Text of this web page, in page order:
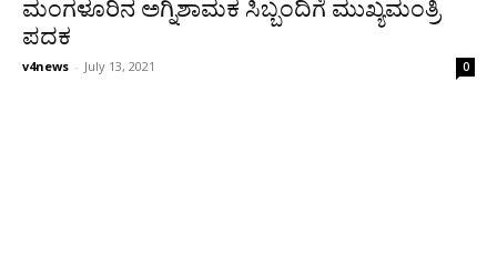
ಮಂಗಳೂರಿನ ಅಗ್ನಿಶಾಮಕ ಸಿಬ್ಬಂದಿಗೆ ಮುಖ್ಯಮಂತ್ರಿ
ಪದಕ
v4news - July 13, 2021 0